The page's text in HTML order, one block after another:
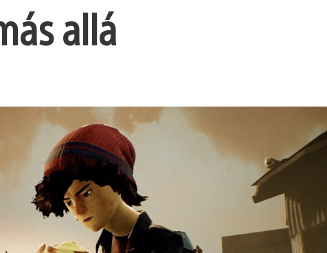
allá